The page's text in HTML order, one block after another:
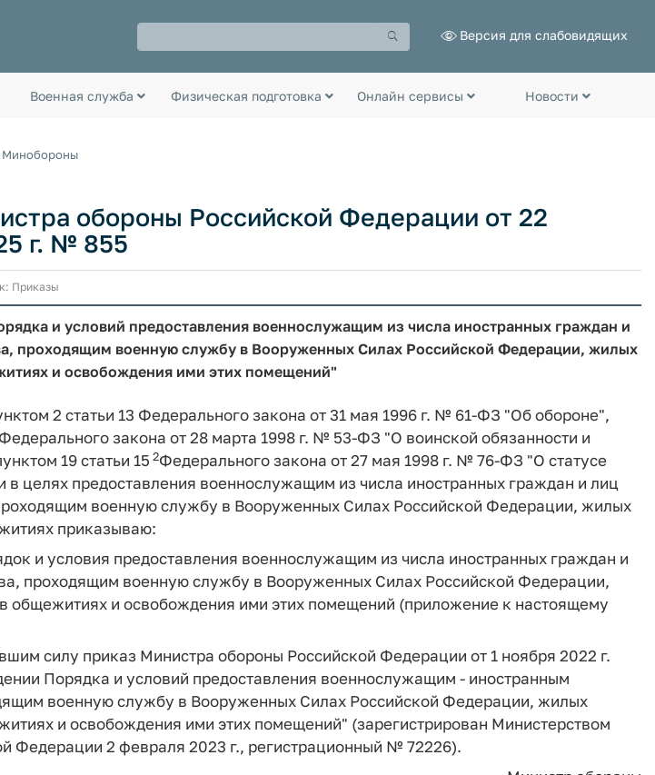
Версия для слабовидящих
Военная служба Физическая подготовка Онлайн сервисы Новости
Минобороны
обороны Российской Федерации от 22
г. № 855
Приказы
и условий предоставления военнослужащим из числа иностранных граждан и
проходящим военную службу в Вооруженных Силах Российской Федерации, жилых
и освобождения ими этих помещений"
2 статьи 13 Федерального закона от 31 мая 1996 г. № 61-ФЗ "Об обороне",
закона от 28 марта 1998 г. № 53-ФЗ "О воинской обязанности и
19 статьи 15 2Федерального закона от 27 мая 1998 г. № 76-ФЗ "О статусе
целях предоставления военнослужащим из числа иностранных граждан и лиц
военную службу в Вооруженных Силах Российской Федерации, жилых
приказываю:
и условия предоставления военнослужащим из числа иностранных граждан и
проходящим военную службу в Вооруженных Силах Российской Федерации,
общежитиях и освобождения ими этих помещений (приложение к настоящему
силу приказ Министра обороны Российской Федерации от 1 ноября 2022 г.
Порядка и условий предоставления военнослужащим - иностранным
военную службу в Вооруженных Силах Российской Федерации, жилых
и освобождения ими этих помещений" (зарегистрирован Министерством
Федерации 2 февраля 2023 г., регистрационный № 72226).